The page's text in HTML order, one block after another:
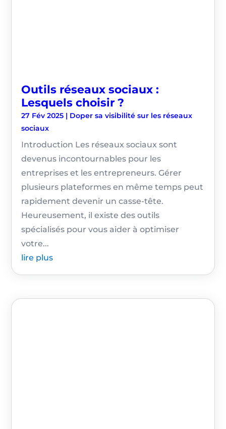
Outils réseaux sociaux :
Lesquels choisir ?
27 Fév 2025 | Doper sa visibilité sur les réseaux
sociaux
Introduction Les réseaux sociaux sont
devenus incontournables pour les
entreprises et les entrepreneurs. Gérer
plusieurs plateformes en même temps peut
rapidement devenir un casse-tête.
Heureusement, il existe des outils
spécialisés pour vous aider à optimiser
votre...
lire plus